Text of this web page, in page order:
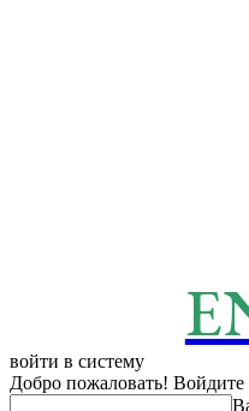
войти в систему
Добро пожаловать!